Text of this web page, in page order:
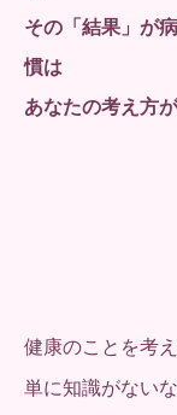
その「結果」が
慣は
あなたの考え方
健康のことを考
単に知識がない